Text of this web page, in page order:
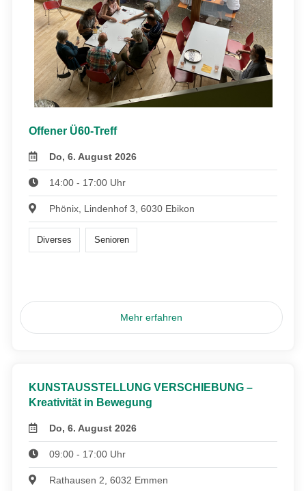
Offener Ü60-Treff
Do, 6. August 2026
14:00 - 17:00 Uhr
Phönix, Lindenhof 3, 6030 Ebikon
Diverses Senioren
Mehr erfahren
KUNSTAUSSTELLUNG VERSCHIEBUNG –
Kreativität in Bewegung
Do, 6. August 2026
09:00 - 17:00 Uhr
Rathausen 2, 6032 Emmen